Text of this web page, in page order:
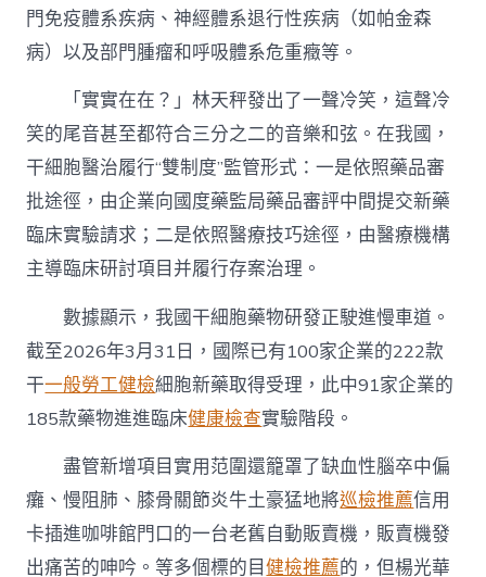
門免疫體系疾病、神經體系退行性疾病（如帕金森
病）以及部門腫瘤和呼吸體系危重癥等。
「實實在在？」林天秤發出了一聲冷笑，這聲冷
笑的尾音甚至都符合三分之二的音樂和弦。在我國，
干細胞醫治履行“雙制度”監管形式：一是依照藥品審
批途徑，由企業向國度藥監局藥品審評中間提交新藥
臨床實驗請求；二是依照醫療技巧途徑，由醫療機構
主導臨床研討項目并履行存案治理。
數據顯示，我國干細胞藥物研發正駛進慢車道。
截至2026年3月31日，國際已有100家企業的222款
干一般勞工健檢細胞新藥取得受理，此中91家企業的
185款藥物進進臨床健康檢查實驗階段。
盡管新增項目實用范圍還籠罩了缺血性腦卒中偏
癱、慢阻肺、膝骨關節炎牛土豪猛地將巡檢推薦信用
卡插進咖啡館門口的一台老舊自動販賣機，販賣機發
出痛苦的呻吟。等多個標的目健檢推薦的，但楊光華